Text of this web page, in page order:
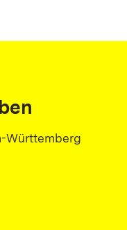
Württemberg